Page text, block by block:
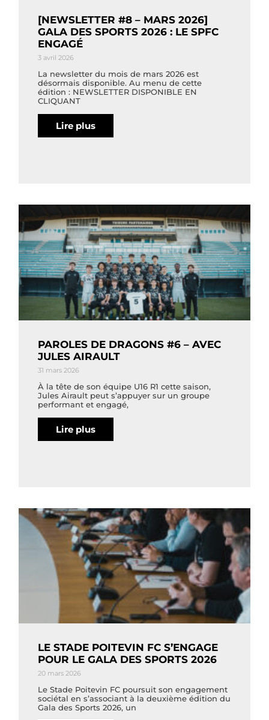
[NEWSLETTER #8 – MARS 2026]
GALA DES SPORTS 2026 : LE SPFC
ENGAGÉ
3 avril 2026
La newsletter du mois de mars 2026 est
désormais disponible. Au menu de cette
édition : NEWSLETTER DISPONIBLE EN
CLIQUANT
Lire plus
PAROLES DE DRAGONS #6 – AVEC
JULES AIRAULT
31 mars 2026
À la tête de son équipe U16 R1 cette saison,
Jules Airault peut s’appuyer sur un groupe
performant et engagé,
Lire plus
LE STADE POITEVIN FC S’ENGAGE
POUR LE GALA DES SPORTS 2026
20 mars 2026
Le Stade Poitevin FC poursuit son engagement
sociétal en s’associant à la deuxième édition du
Gala des Sports 2026, un